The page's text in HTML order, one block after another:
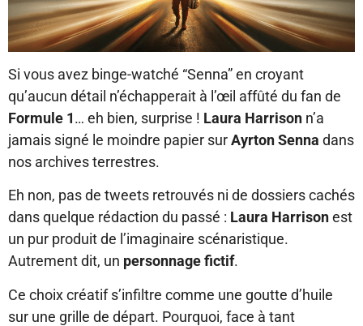
Si vous avez binge-watché “Senna” en croyant
qu’aucun détail n’échapperait à l’œil affûté du fan de
Formule 1… eh bien, surprise ! Laura Harrison n’a
jamais signé le moindre papier surAyrton Senna dans
nos archives terrestres.
Eh non, pas de tweets retrouvés ni de dossiers cachés
dans quelque rédaction du passé : Laura Harrisonest
un pur produit de l’imaginaire scénaristique.
Autrement dit, un personnage fictif.
Ce choix créatif s’infiltre comme une goutte d’huile
sur une grille de départ. Pourquoi, face à tant